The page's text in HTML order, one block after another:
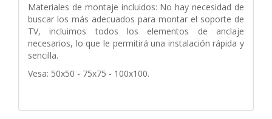
Materiales de montaje incluidos: No hay necesidad de
buscar los más adecuados para montar el soporte de
TV, incluimos todos los elementos de anclaje
necesarios, lo que le permitirá una instalación rápida y
sencilla.
Vesa: 50x50 - 75x75 - 100x100.